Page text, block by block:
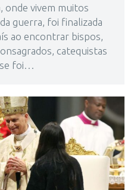
onde vivem muitos
guerra, foi finalizada
ao encontrar bispos,
catequistas
foi…